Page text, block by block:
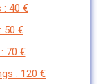
: 40 €
50 €
70 €
: 120 €